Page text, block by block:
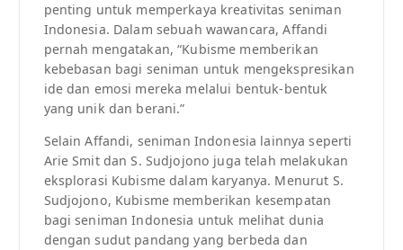
penting untuk memperkaya kreativitas seniman
Indonesia. Dalam sebuah wawancara, Affandi
pernah mengatakan, “Kubisme memberikan
kebebasan bagi seniman untuk mengekspresikan
ide dan emosi mereka melalui bentuk-bentuk
yang unik dan berani.”
Selain Affandi, seniman Indonesia lainnya seperti
Arie Smit dan S. Sudjojono juga telah melakukan
eksplorasi Kubisme dalam karyanya. Menurut S.
Sudjojono, Kubisme memberikan kesempatan
bagi seniman Indonesia untuk melihat dunia
dengan sudut pandang yang berbeda dan